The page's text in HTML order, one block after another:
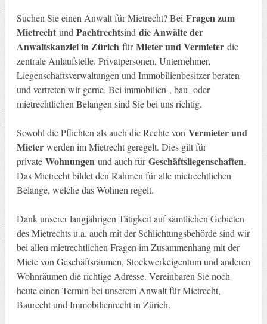
Suchen Sie einen Anwalt für Mietrecht? Bei Fragen zum
Mietrechtund Pachtrechtsind die Anwälte der
Anwaltskanzlei in ZürichfürMieter und Vermieterdie
zentrale Anlaufstelle. Privatpersonen, Unternehmer,
Liegenschaftsverwaltungen und Immobilienbesitzer beraten
und vertreten wir gerne. Bei immobilien-, bau- oder
mietrechtlichen Belangen sind Sie bei uns richtig.
Sowohl die Pflichten als auch die Rechte von Vermieter und
Mieterwerden im Mietrecht geregelt. Dies gilt für
private Wohnungenund auch fürGeschäftsliegenschaften.
Das Mietrecht bildet den Rahmen für alle mietrechtlichen
Belange, welche das Wohnen regelt.
Dank unserer langjährigen Tätigkeit auf sämtlichen Gebieten
des Mietrechts u.a. auch mit der Schlichtungsbehörde sind wir
bei allen mietrechtlichen Fragen im Zusammenhang mit der
Miete von Geschäftsräumen, Stockwerkeigentum und anderen
Wohnräumen die richtige Adresse. Vereinbaren Sie noch
heute einen Termin bei unserem Anwalt für Mietrecht,
Baurecht und Immobilienrecht in Zürich.